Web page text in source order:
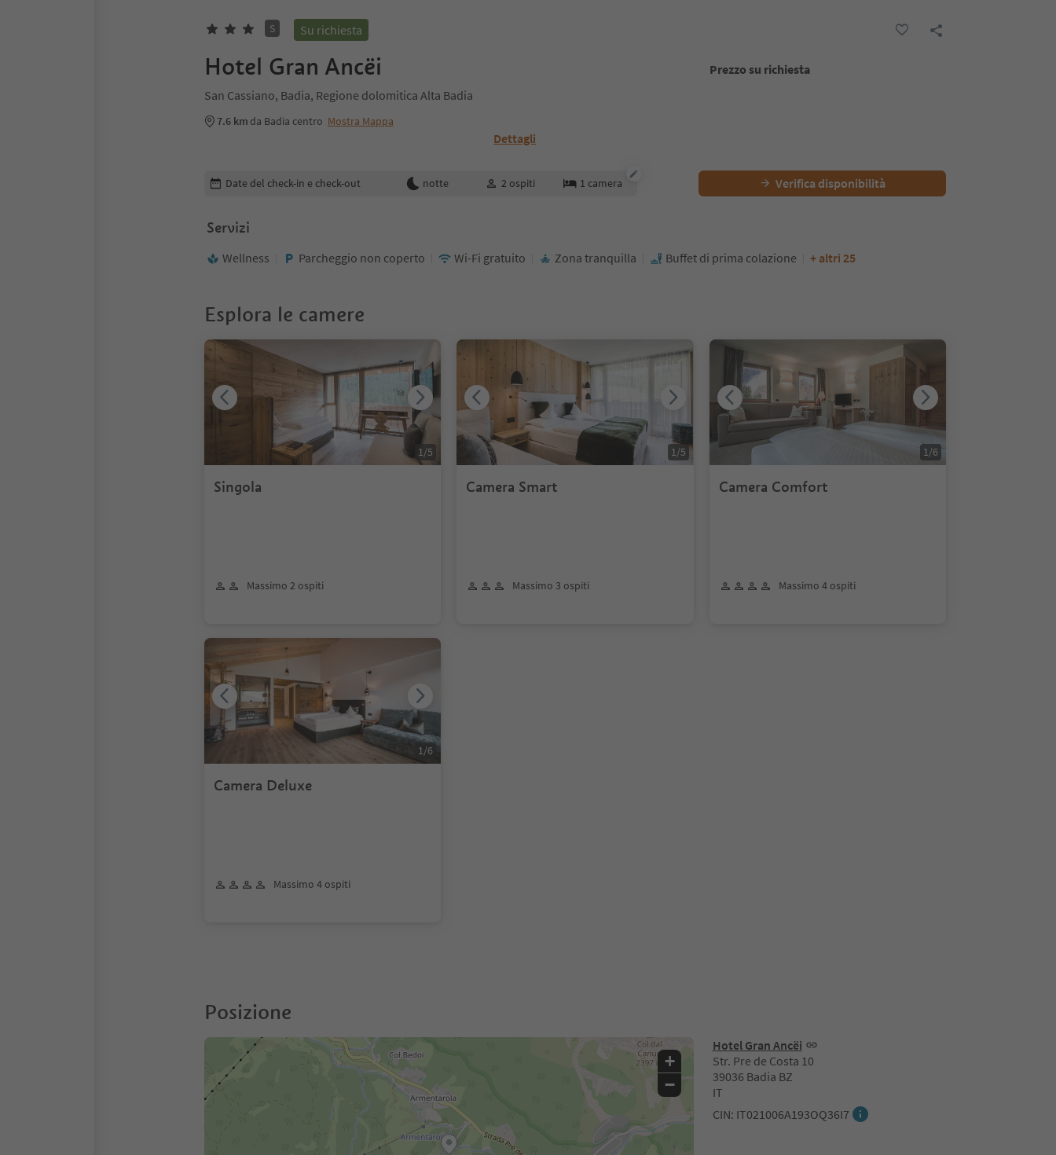
S Su richiesta
Hotel Gran Ancëi
San Cassiano, Badia, Regione dolomitica Alta Badia
7.6 km da Badia centro Mostra Mappa
Dettagli
Prezzo su richiesta
Modifica i dettagli della prenotazione
Date del check-in e check-out notte 2 ospiti 1 camera Verifica disponibilità
Servizi
Wellness Parcheggio non coperto Wi-Fi gratuito Zona tranquilla Buffet di prima colazione + altri 25
Esplora le camere
Singola
Massimo 2 ospiti
1/5
Camera Smart
Massimo 3 ospiti
1/5
Camera Comfort
Massimo 4 ospiti
1/6
Camera Deluxe
Massimo 4 ospiti
1/6
Posizione
Hotel Gran Ancëi
Str. Pre de Costa 10
39036 Badia BZ
IT
CIN: IT021006A193OQ36I7
+
−